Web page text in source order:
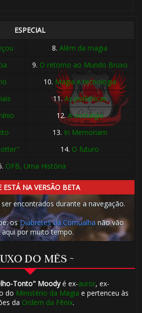
ESPECIAL
8.Além da magia
9. O retorno ao Mundo Bruxo
10. Magia e tecnologia
11.As polêmicas
12.A nostalgia
13. In Memoriam
14. O futuro
OFB, Uma História
ESTÁ NA VERSÃO BETA
encontrados durante a navegação.
osDiabretes da Cornualha não vão
aqui por muito tempo.
DO MÊS ~
Tonto" Moodyé ex-auror, ex-
do Ministério da Magia e pertenceu às
da Ordem da Fênix.
1️⃣ 8️⃣